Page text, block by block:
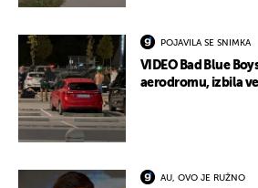
POJAVILA SE SNIMKA
VIDEO Bad Blue
aerodromu, izbila
AU, OVO JE RUŽNO